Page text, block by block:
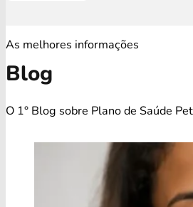
As melhores informações
Blog
O 1° Blog sobre Plano de Saúde Pet